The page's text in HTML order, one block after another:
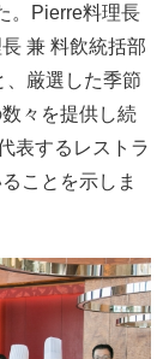
。Pierre料理長
兼 料飲統括部
、厳選した季節
々を提供し続
表するレストラ
ことを示しま